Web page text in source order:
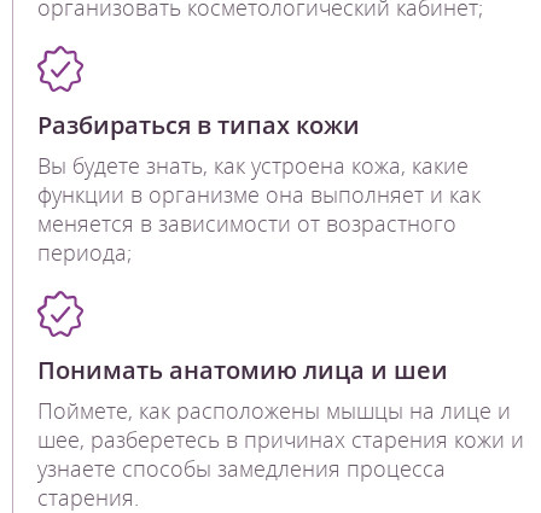
организовать косметологический кабинет;
Разбираться в типах кожи
Вы будете знать, как устроена кожа, какие
функции в организме она выполняет и как
меняется в зависимости от возрастного
периода;
Понимать анатомию лица и шеи
Поймете, как расположены мышцы на лице и
шее, разберетесь в причинах старения кожи и
узнаете способы замедления процесса
старения.